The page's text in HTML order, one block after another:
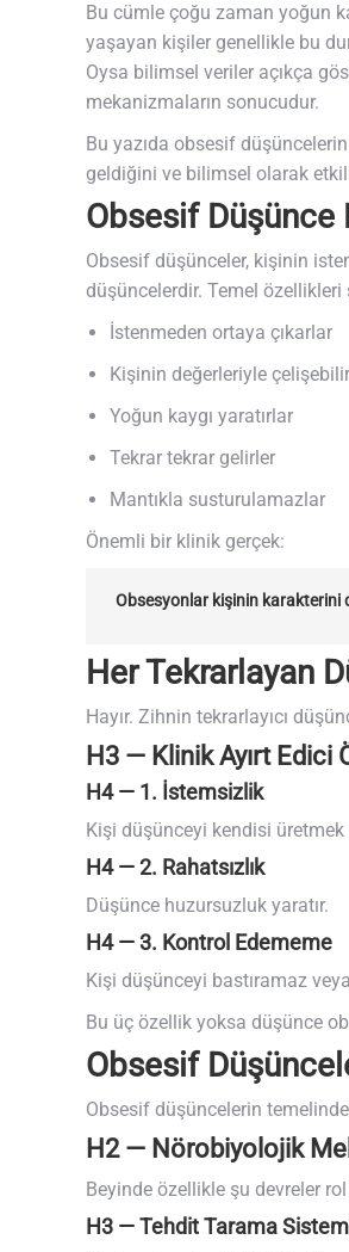
Bu cümle çoğu zaman yoğun
yaşayan kişiler genellikle bu
Oysa bilimsel veriler açıkça
mekanizmaların sonucudur.
Bu yazıda obsesif
geldiğini ve bilimsel olarak
Obsesif Düşünce
Obsesif düşünceler, kişinin
düşüncelerdir. Temel özellikleri
İstenmeden ortaya çıkarlar
Kişinin değerleriyle
Yoğun kaygı yaratırlar
Tekrar tekrar gelirler
Mantıkla susturulamazlar
Önemli bir klinik gerçek:
Obsesyonlar kişinin karakterini
Her Tekrarlayan
Hayır. Zihnin tekrarlayıcı
H3 — Klinik Ayırt Edici
H4 — 1. İstemsizlik
Kişi düşünceyi kendisi üretmek
H4 — 2. Rahatsızlık
Düşünce huzursuzluk yaratır.
H4 — 3. Kontrol Edememe
Kişi düşünceyi bastıramaz
Bu üç özellik yoksa düşünce
Obsesif
Obsesif düşüncelerin
H2 — Nörobiyolojik
Beyinde özellikle şu devreler
H3 — Tehdit Tarama